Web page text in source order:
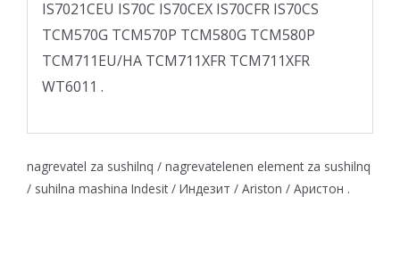
IS7021CEU IS70C IS70CEX IS70CFR IS70CS
TCM570G TCM570P TCM580G TCM580P
TCM711EU/HA TCM711XFR TCM711XFR
WT6011 .
nagrevatel za sushilnq / nagrevatelenen element za sushilnq
/ suhilna mashina Indesit / Индезит / Ariston / Аристон .